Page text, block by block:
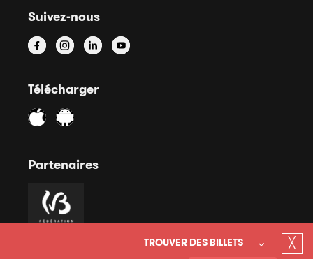
╳
TROUVER DES BILLETS
Suivez-nous
Télécharger
Partenaires